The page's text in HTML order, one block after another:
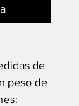
de
peso de